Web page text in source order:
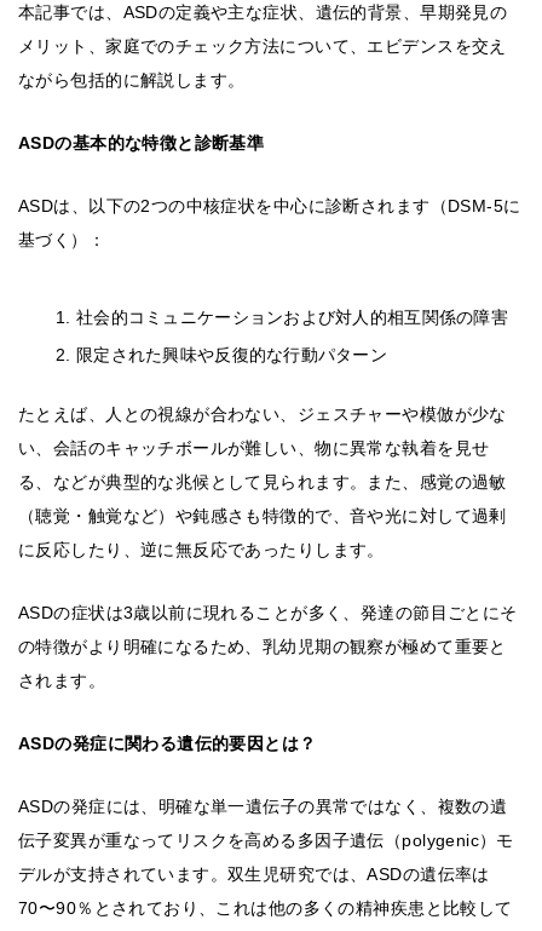
本記事では、ASDの定義や主な症状、遺伝的背景、早期発見の
メリット、家庭でのチェック方法について、エビデンスを交え
ながら包括的に解説します。
ASDの基本的な特徴と診断基準
ASDは、以下の2つの中核症状を中心に診断されます（DSM-5に
基づく）：
社会的コミュニケーションおよび対人的相互関係の障害
限定された興味や反復的な行動パターン
たとえば、人との視線が合わない、ジェスチャーや模倣が少な
い、会話のキャッチボールが難しい、物に異常な執着を見せ
る、などが典型的な兆候として見られます。また、感覚の過敏
（聴覚・触覚など）や鈍感さも特徴的で、音や光に対して過剰
に反応したり、逆に無反応であったりします。
ASDの症状は3歳以前に現れることが多く、発達の節目ごとにそ
の特徴がより明確になるため、乳幼児期の観察が極めて重要と
されます。
ASDの発症に関わる遺伝的要因とは？
ASDの発症には、明確な単一遺伝子の異常ではなく、複数の遺
伝子変異が重なってリスクを高める多因子遺伝（polygenic）モ
デルが支持されています。双生児研究では、ASDの遺伝率は
70〜90％とされており、これは他の多くの精神疾患と比較して